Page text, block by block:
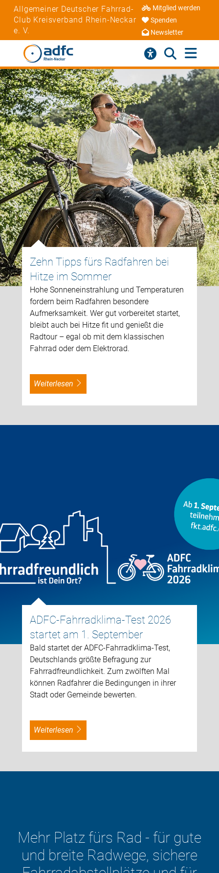
Allgemeiner Deutscher Fahrrad-
Club Kreisverband Rhein-Neckar
e. V.
Mitglied werden
Spenden
Newsletter
Zehn Tipps fürs Radfahren bei
Hitze im Sommer
Hohe Sonneneinstrahlung und Temperaturen
fordern beim Radfahren besondere
Aufmerksamkeit. Wer gut vorbereitet startet,
bleibt auch bei Hitze fit und genießt die
Radtour – egal ob mit dem klassischen
Fahrrad oder dem Elektrorad.
weiterlesen
ADFC-Fahrradklima-Test 2026
startet am 1. September
Bald startet der ADFC-Fahrradklima-Test,
Deutschlands größte Befragung zur
Fahrradfreundlichkeit. Zum zwölften Mal
können Radfahrer die Bedingungen in ihrer
Stadt oder Gemeinde bewerten.
weiterlesen
Der ADFC will die